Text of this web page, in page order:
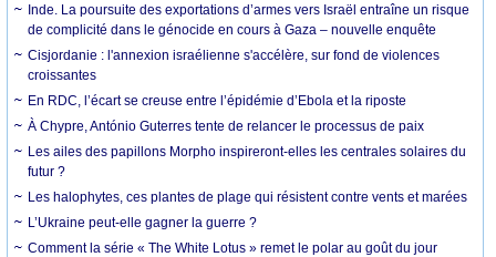
Inde. La poursuite des exportations d’armes vers Israël entraîne un risque
de complicité dans le génocide en cours à Gaza – nouvelle enquête
Cisjordanie : l'annexion israélienne s'accélère, sur fond de violences
croissantes
En RDC, l’écart se creuse entre l’épidémie d’Ebola et la riposte
À Chypre, António Guterres tente de relancer le processus de paix
Les ailes des papillons Morpho inspireront-elles les centrales solaires du
futur ?
Les halophytes, ces plantes de plage qui résistent contre vents et marées
L’Ukraine peut-elle gagner la guerre ?
Comment la série « The White Lotus » remet le polar au goût du jour